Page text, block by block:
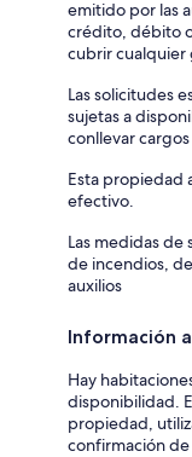
emitido por las
crédito, débito
cubrir cualquier
Las solicitudes
sujetas a
conllevar
Esta propiedad
efectivo.
Las medidas
de incendios,
auxilios
Información
Hay
disponibilidad.
propiedad,
confirmación de